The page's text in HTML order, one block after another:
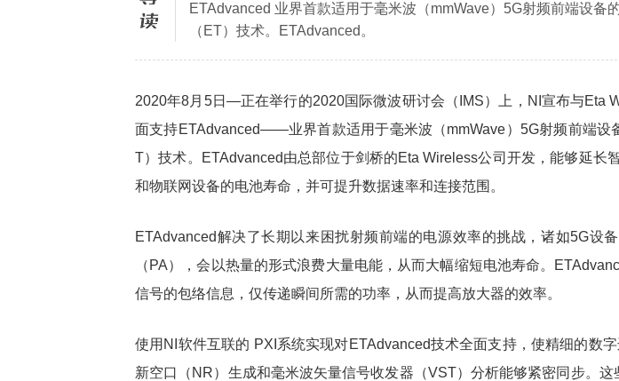
ETAdvanced 业界首款适用于毫米波（mmWave）5G射频前端设备
（ET）技术。ETAdvanced。
2020年8月5日—正在举行的2020国际微波研讨会（IMS）上，NI宣布与Eta
面支持ETAdvanced——业界首款适用于毫米波（mmWave）5G射频前端设
T）技术。ETAdvanced由总部位于剑桥的Eta Wireless公司开发，能够延长
和物联网设备的电池寿命，并可提升数据速率和连接范围。
ETAdvanced解决了长期以来困扰射频前端的电源效率的挑战，诸如5G设
（PA），会以热量的形式浪费大量电能，从而大幅缩短电池寿命。
信号的包络信息，仅传递瞬间所需的功率，从而提高放大器的效率。
使用NI软件互联的 PXI系统实现对ETAdvanced技术全面支持，使精细的数
新空口（NR）生成和毫米波矢量信号收发器（VST）分析能够紧密同步。这
热点
谷歌自研芯片全栈出击！Gemini
热点
台积电